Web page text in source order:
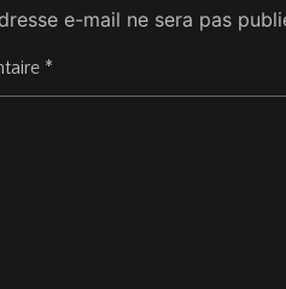
e-mail ne sera pas
*